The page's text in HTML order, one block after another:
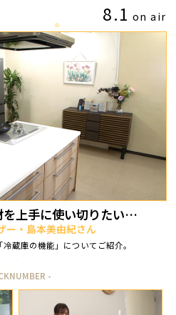
8.1 on air
を上手に使い切りたい…
ー・島本美由紀さん
蔵庫の機能」についてご紹介。